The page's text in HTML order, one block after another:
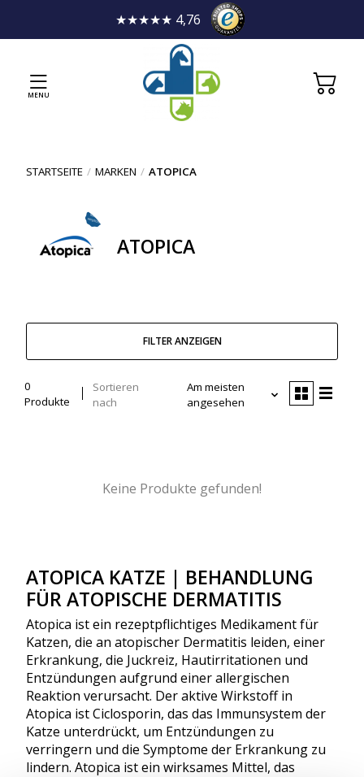
★★★★★ 4,76
MENU
STARTSEITE / MARKEN / ATOPICA
ATOPICA
FILTER ANZEIGEN
0
Produkte
Sortieren
nach
Am meisten
angesehen
Keine Produkte gefunden!
ATOPICA KATZE | BEHANDLUNG
FÜR ATOPISCHE DERMATITIS
Atopica ist ein rezeptpflichtiges Medikament für
Katzen, die an atopischer Dermatitis leiden, einer
Erkrankung, die Juckreiz, Hautirritationen und
Entzündungen aufgrund einer allergischen
Reaktion verursacht. Der aktive Wirkstoff in
Atopica ist Ciclosporin, das das Immunsystem der
Katze unterdrückt, um Entzündungen zu
verringern und die Symptome der Erkrankung zu
lindern. Atopica ist ein wirksames Mittel, das